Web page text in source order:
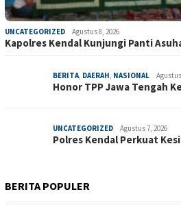
UNCATEGORIZED Agustus 8, 2026
Kapolres Kendal Kunjungi Panti
BERITA, DAERAH, NASIONAL
Honor TPP Jawa Tengah
UNCATEGORIZED Agustus 7, 2026
Polres Kendal Perkuat
BERITA POPULER